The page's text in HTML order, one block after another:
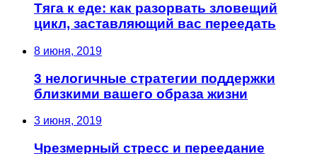
Тяга к еде: как разорвать зловещий
цикл, заставляющий вас переедать
8 июня, 2019
3 нелогичные стратегии поддержки
близкими вашего образа жизни
3 июня, 2019
Чрезмерный стресс и переедание